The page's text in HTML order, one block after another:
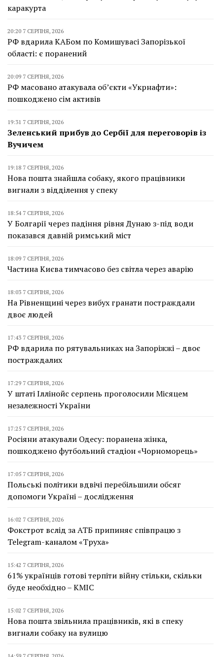
каракурта
20:20 7 СЕРПНЯ, 2026
РФ вдарила КАБом по Комишувасі Запорізької
області: є поранений
20:09 7 СЕРПНЯ, 2026
РФ масовано атакувала об’єкти «Укрнафти»:
пошкоджено сім активів
19:31 7 СЕРПНЯ, 2026
Зеленський прибув до Сербії для переговорів із
Вучичем
19:18 7 СЕРПНЯ, 2026
Нова пошта знайшла собаку, якого працівники
вигнали з відділення у спеку
18:54 7 СЕРПНЯ, 2026
У Болгарії через падіння рівня Дунаю з-під води
показався давній римський міст
18:09 7 СЕРПНЯ, 2026
Частина Києва тимчасово без світла через аварію
18:03 7 СЕРПНЯ, 2026
На Рівненщині через вибух гранати постраждали
двоє людей
17:43 7 СЕРПНЯ, 2026
РФ вдарила по рятувальниках на Запоріжжі – двоє
постраждалих
17:29 7 СЕРПНЯ, 2026
У штаті Іллінойс серпень проголосили Місяцем
незалежності України
17:25 7 СЕРПНЯ, 2026
Росіяни атакували Одесу: поранена жінка,
пошкоджено футбольний стадіон «Чорноморець»
17:05 7 СЕРПНЯ, 2026
Польські політики вдвічі перебільшили обсяг
допомоги Україні – дослідження
16:02 7 СЕРПНЯ, 2026
Фокстрот вслід за АТБ припиняє співпрацю з
Telegram-каналом «Труха»
15:42 7 СЕРПНЯ, 2026
61% українців готові терпіти війну стільки, скільки
буде необхідно – КМІС
15:02 7 СЕРПНЯ, 2026
Нова пошта звільнила працівників, які в спеку
вигнали собаку на вулицю
14:59 7 СЕРПНЯ, 2026